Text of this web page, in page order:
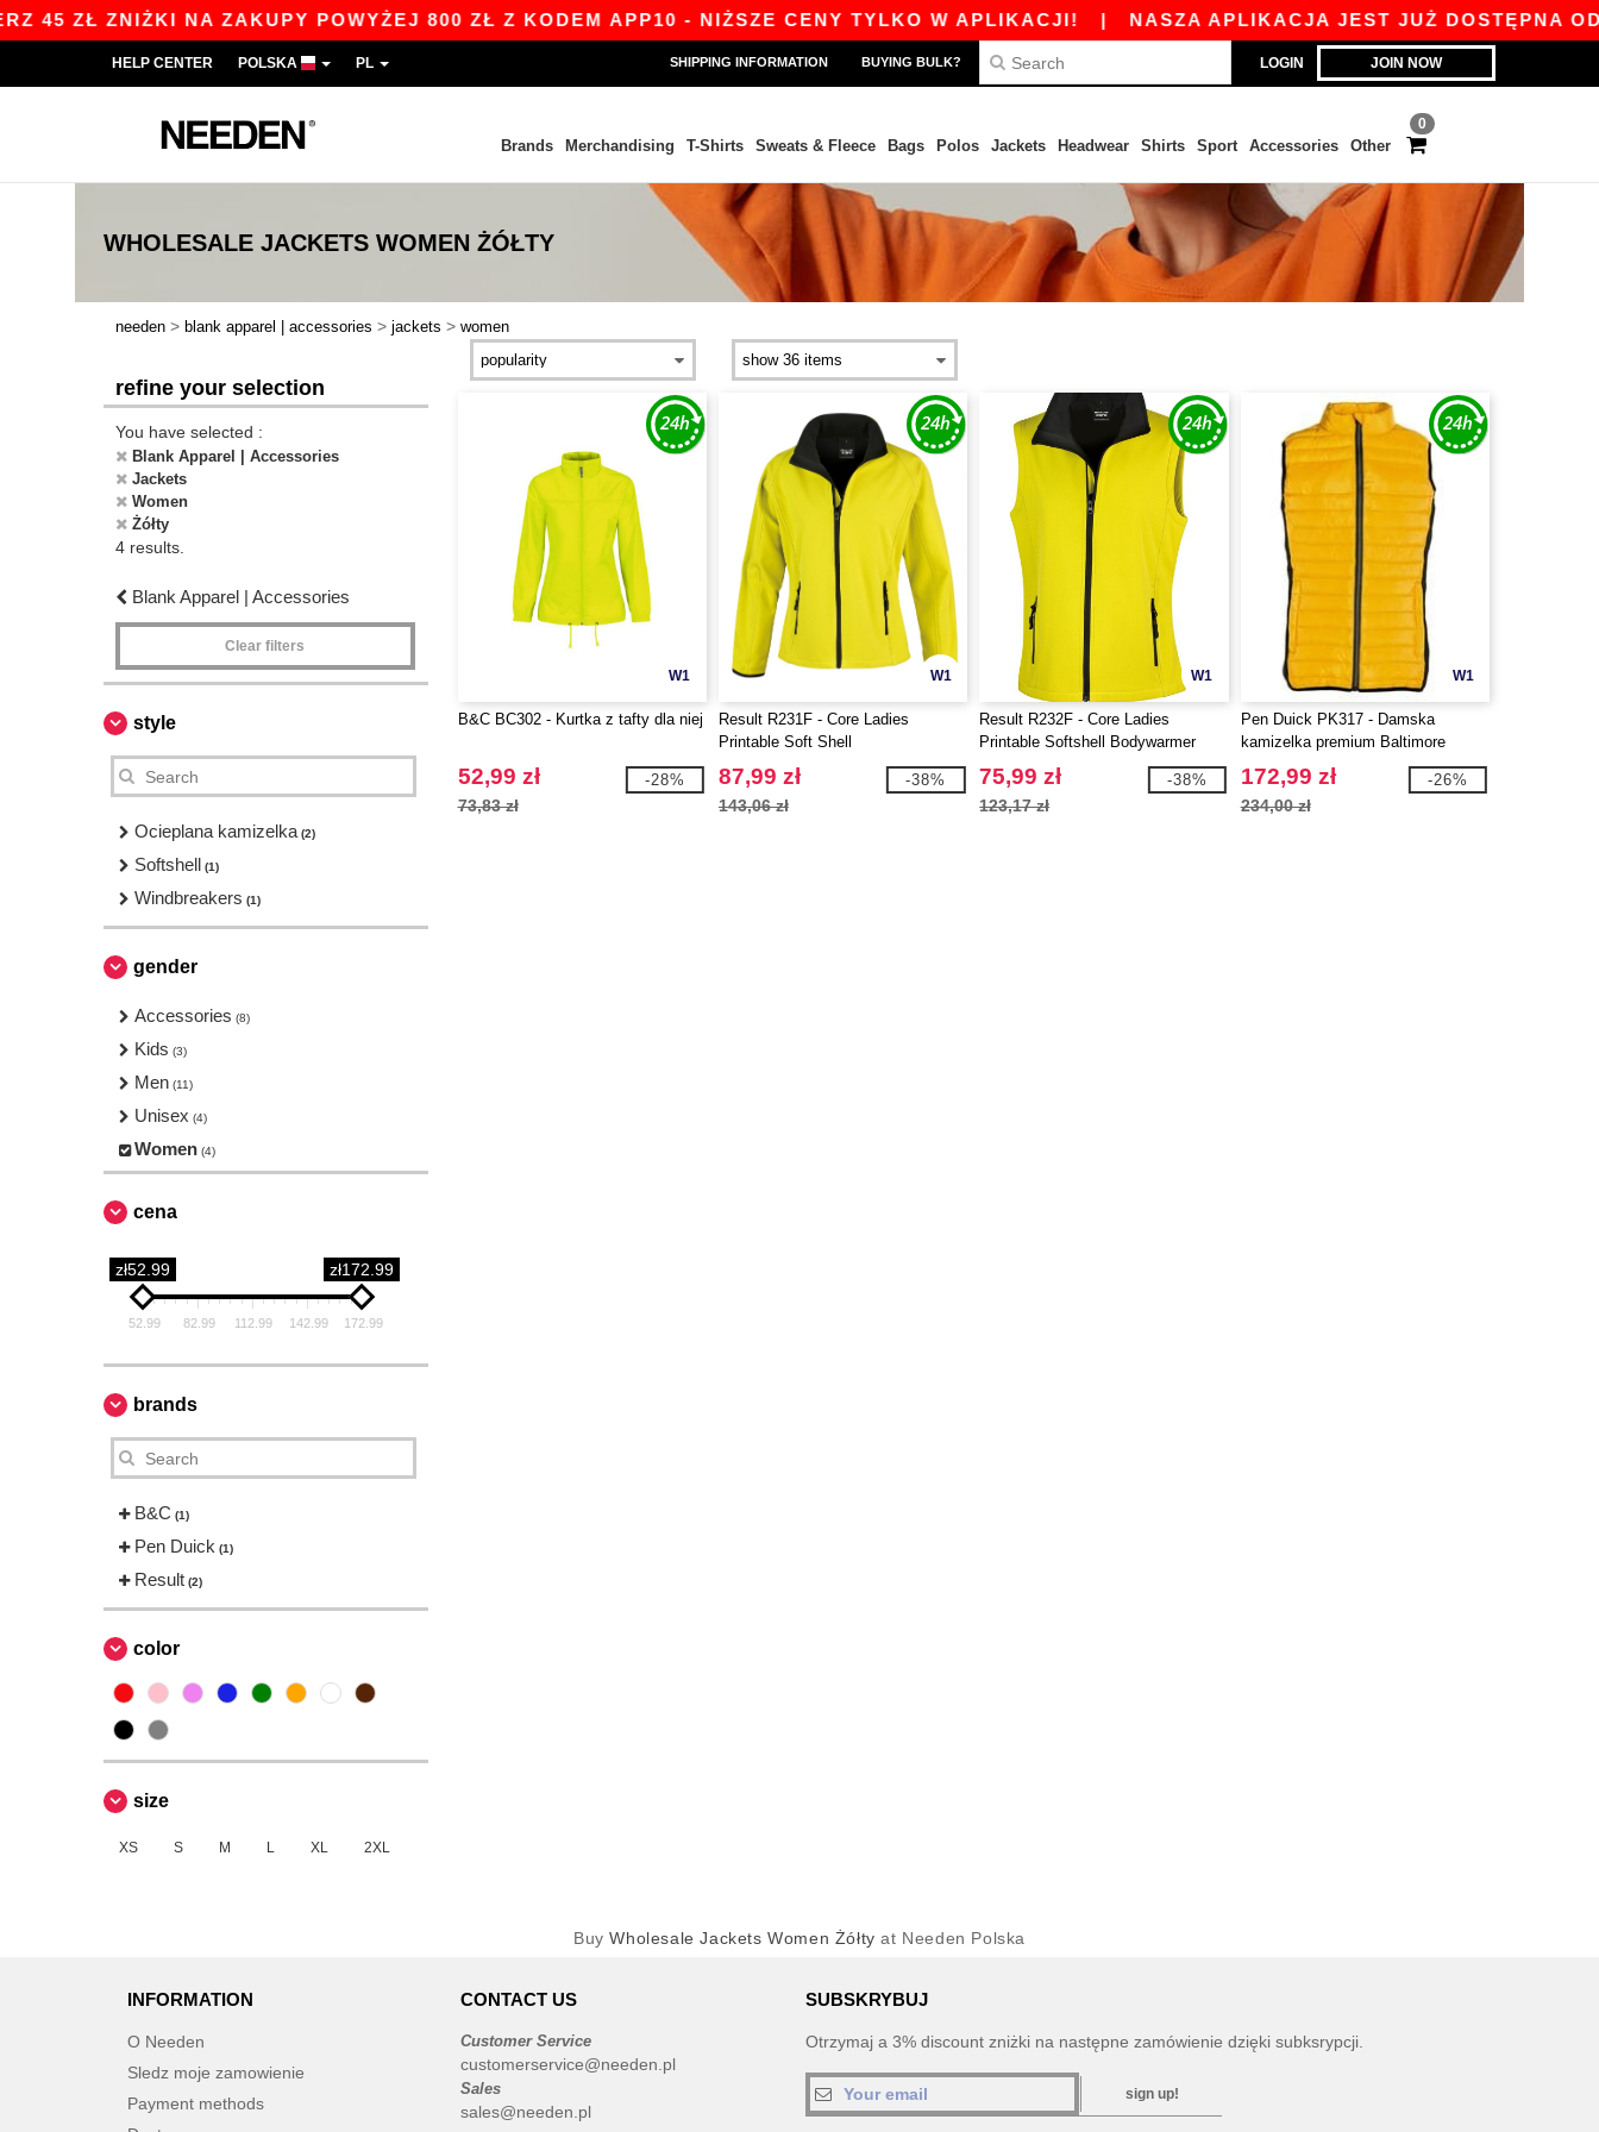
ZŁ ZNIŻKI NA ZAKUPY POWYŻEJ 800 ZŁ Z KODEM APP10 - NIŻSZE CENY TYLKO W APLIKACJI!| NASZA APLIKACJA JEST JUŻ DOSTĘPNA
LOGIN JOIN NOW
HELP CENTER POLSKA PL SHIPPING INFORMATION BUYING BULK?
0
Brands Merchandising T-Shirts Sweats & Fleece Bags Polos Jackets Headwear Shirts Sport Accessories Other
WHOLESALE JACKETS WOMEN ŻÓŁTY
needen > blank apparel | accessories > jackets > women
refine your selection
You have selected :
Blank Apparel | Accessories
Jackets
Women
Żółty
4 results.
Blank Apparel | Accessories
Clear filters
style
Ocieplana kamizelka (2)
Softshell (1)
Windbreakers (1)
gender
Accessories (8)
Kids (3)
Men (11)
Unisex (4)
Women (4)
cena
zł52.99 zł172.99
52.99 82.99 112.99 142.99 172.99
brands
B&C (1)
Pen Duick (1)
Result (2)
color
size
XS S M L XL 2XL
W1
B&C BC302 - Kurtka z tafty dla niej
52,99 zł
73,83 zł
-28%
W1
Result R231F - Core Ladies
Printable Soft Shell
87,99 zł
143,06 zł
-38%
W1
Result R232F - Core Ladies
Printable Softshell Bodywarmer
75,99 zł
123,17 zł
-38%
W1
Pen Duick PK317 - Damska
kamizelka premium Baltimore
172,99 zł
234,00 zł
-26%
BuyWholesale Jackets Women Żółty at Needen Polska
INFORMATION
O Needen
Sledz moje zamowienie
Payment methods
CONTACT US
Customer Service
customerservice@needen.pl
Sales
sales@needen.pl
SUBSKRYBUJ
Otrzymaj a 3% discount zniżki na następne zamówienie dzięki subksrypcji.
sign up!